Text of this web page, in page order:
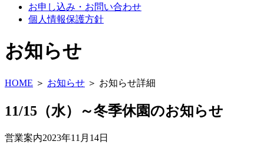
お申し込み・お問い合わせ
個人情報保護方針
お知らせ
HOME ＞ お知らせ ＞ お知らせ詳細
11/15（水）～冬季休園のお知らせ
営業案内2023年11月14日